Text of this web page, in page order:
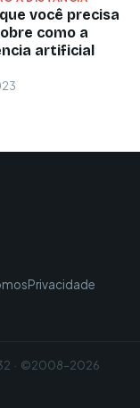
você precisa
como a
artificial
Privacidade
· ©2008–2026